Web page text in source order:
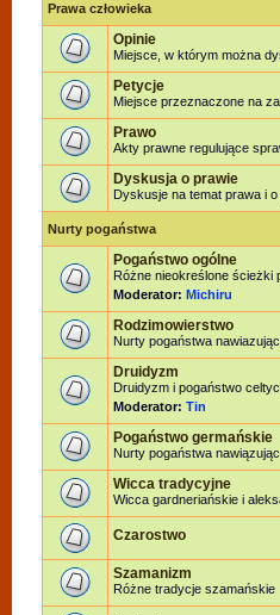
Prawa człowieka
Opinie
Miejsce, w którym można
Petycje
Miejsce przeznaczone na
Prawo
Akty prawne regulujące
Dyskusja o prawie
Dyskusje na temat prawa i
Nurty pogaństwa
Pogaństwo ogólne
Różne nieokreślone ścieżki
Moderator: Michiru
Rodzimowierstwo
Nurty pogaństwa
Druidyzm
Druidyzm i pogaństwo
Moderator: Tin
Pogaństwo germańskie
Nurty pogaństwa
Wicca tradycyjne
Wicca gardneriańskie i
Czarostwo
Szamanizm
Różne tradycje szamańskie